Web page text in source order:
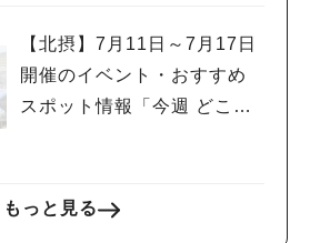
【北摂】7月11日～7月17日
開催のイベント・おすすめ
スポット情報「今週 どこい
もっと見る